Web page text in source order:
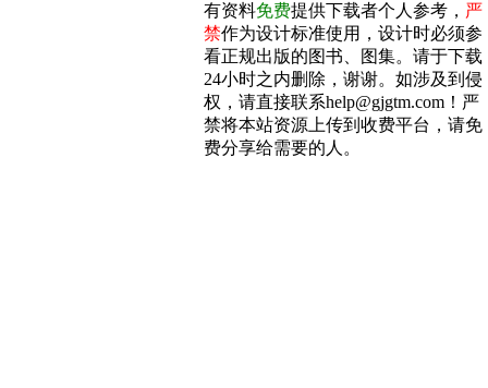
有资料免费提供下载者个人参考， 严
禁作为设计标准使用，设计时必须参
看正规出版的图书、图集。请于下载
24小时之内删除，谢谢。如涉及到侵
权，请直接联系help@gjgtm.com！严
禁将本站资源上传到收费平台，请免
费分享给需要的人。